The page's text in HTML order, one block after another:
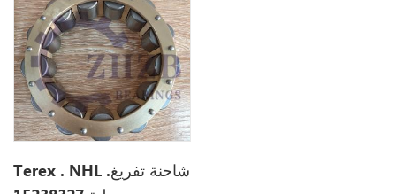
Terex . NHL .شاحنة تفريغ